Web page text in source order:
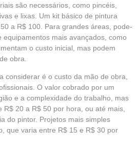
são necessários, como pincéis,
e lixas. Um kit básico de pintura
a R$ 100. Para grandes áreas, pode-
mais avançados, como
o custo inicial, mas podem
obra.
considerar é o custo da mão de obra,
O valor cobrado por um
e a complexidade do trabalho, mas
R$ 20 a R$ 50 por hora, ou até mais,
do pintor. Projetos mais simples
que varia entre R$ 15 e R$ 30 por